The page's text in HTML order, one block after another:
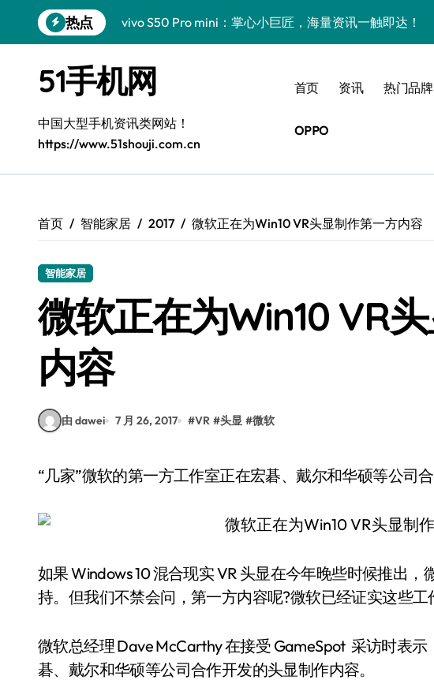
到
热点
vivo S50 Pro mini：掌心小巨匠，海量资讯一触即达！
小米17 Pro震撼来袭！超实用功能抢先揭秘，速来围观！
三星Galaxy Z Fold7抢先揭秘！手机管家带你探新亮点
S25 Ultra颜值炸裂！定制主题潮翻天！
S25+闪亮登场，这样拍更吸睛！
S26+颜值暴增！三星机皇美颜秘籍曝光
三星Galaxy Z TriFold，三折叠屏新风尚，一手掌控未来
51手机网
中国大型手机资讯类网站！
https://www.51shouji.com.cn
首页 资讯 热门品牌
OPPO
首页 智能家居 2017 微软正在为Win10 VR头显制作第一方内容
智能家居
微软正在为Win10 VR
内容
由 dawei 7 月 26, 2017 #VR #头显 #微软
“几家”微软的第一方工作室正在宏碁、戴尔和华硕等公司
如果 Windows 10 混合现实 VR 头显在今年晚些时候推出
持。但我们不禁会问，第一方内容呢?微软已经证实这些工
微软总经理 Dave McCarthy 在接受 GameSpot 采访时表
碁、戴尔和华硕等公司合作开发的头显制作内容。